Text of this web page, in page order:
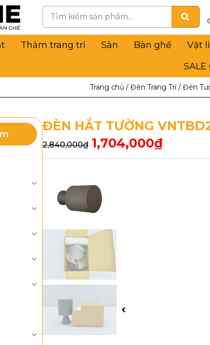
Thảm trang trí Sàn Bàn ghế Vật
SALE
Trang chủ / Đèn Trang Trí/ Đèn
ĐÈN HẮT TƯỜNG
2,840,000₫ 1,704,000₫